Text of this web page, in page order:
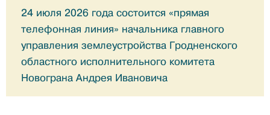
24 июля 2026 года состоится «прямая
телефонная линия» начальника главного
управления землеустройства Гродненского
областного исполнительного комитета
Новограна Андрея Ивановича